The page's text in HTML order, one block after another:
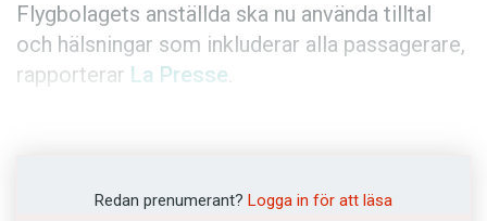
Flygbolagets anställda ska nu använda tilltal
och hälsningar som inkluderar alla passagerare,
rapporterar La Presse
nordamerikanska flygbolag har också börjat ge
Redan prenumerant? Logga in för att läsa